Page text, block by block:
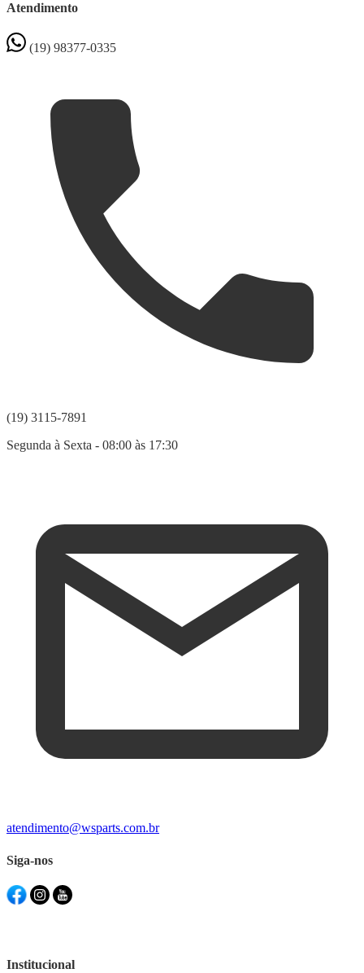
Atendimento
(19) 98377-0335
(19) 3115-7891
Segunda à Sexta - 08:00 às 17:30
atendimento@wsparts.com.br
Siga-nos
Institucional